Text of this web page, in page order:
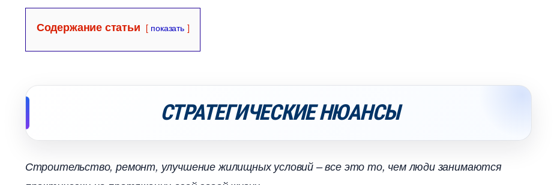
Содержание статьи показать
СТРАТЕГИЧЕСКИЕ НЮАНСЫ
Строительство, ремонт, улучшение жилищных условий – все это то, чем люди занимаются